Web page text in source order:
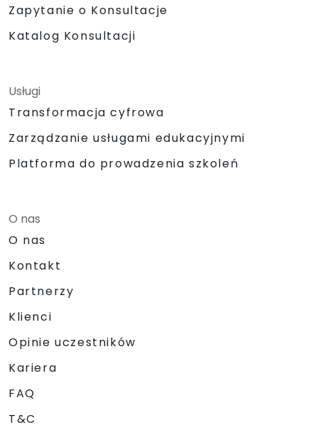
Zapytanie o Konsultacje
Katalog Konsultacji
Usługi
Transformacja cyfrowa
Zarządzanie usługami edukacyjnymi
Platforma do prowadzenia szkoleń
O nas
O nas
Kontakt
Partnerzy
Klienci
Opinie uczestników
Kariera
FAQ
T&C